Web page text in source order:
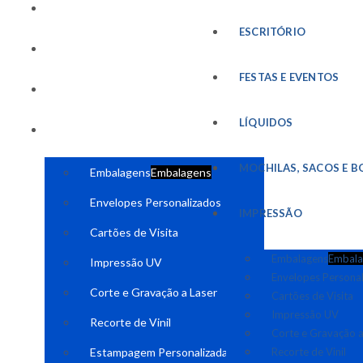
EmbalagensEmbalagens
Envelopes Personalizados
Cartões de Visita
Impressão UV
Corte e Gravação a Laser
Recorte de Vinil
Estampagem Personalizada
ESCRITÓRIO
FESTAS E EVENTOS
LÍQUIDOS
MOCHILAS, SACOS E
IMPRESSÃO
Embalagens
Envelopes
Cartões de Visita
Impressão UV
Corte e Gravação
Recorte de Vinil